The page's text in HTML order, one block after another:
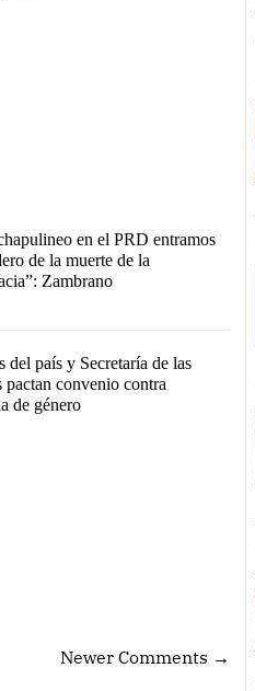
en el PRD entramos
de la muerte de la
Zambrano
del país y Secretaría de las
pactan convenio contra
de género
Newer Comments →